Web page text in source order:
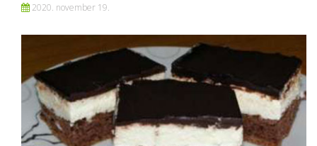
2020. november 19.